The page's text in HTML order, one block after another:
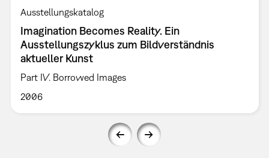
Ausstellungskatalog
Imagination Becomes Reality. Ein
Ausstellungszyklus zum Bildverständnis
aktueller Kunst
Part IV. Borrowed Images
2006